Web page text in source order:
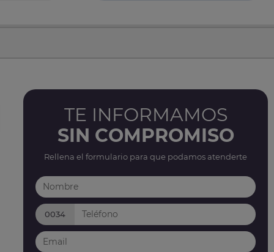
TE INFORMAMOS
SIN COMPROMISO
Rellena el formulario para que podamos atenderte
0034